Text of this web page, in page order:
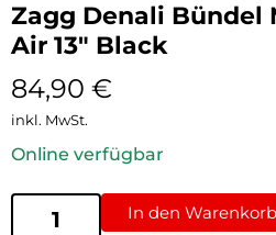
Zagg Denali Bündel
Air 13″ Black
84,90 €
inkl. MwSt.
Online verfügbar
In den Warenkorb